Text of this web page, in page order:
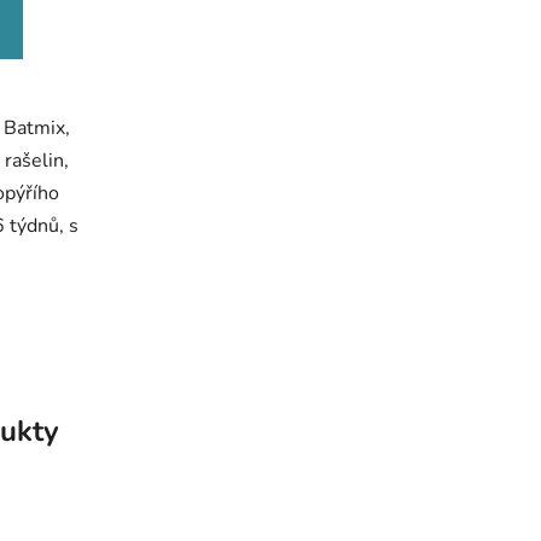
týdnů, s